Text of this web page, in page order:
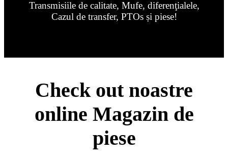
Transmisiile de calitate, Mufe, diferenţialele,
Cazul de transfer, PTOs și piese!
Check out noastre
online Magazin de
piese